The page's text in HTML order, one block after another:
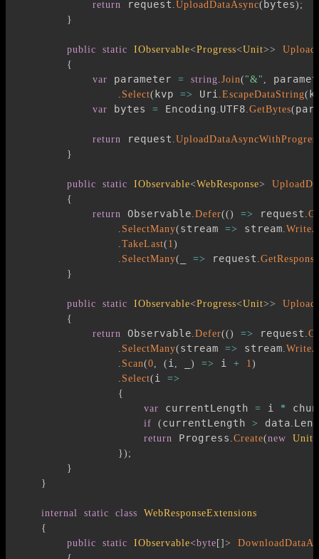
return request .UploadDataAsync( bytes) ;
}
public static IObservable<Progress<Unit>>
{
var parameter = string.Join( "&" ,
. Select( kvp => Uri.EscapeDataString(
var bytes = Encoding . UTF8.GetBytes(
return request .
}
public static IObservable<WebResponse>
{
return Observable.Defer(() => request .
. SelectMany( stream => stream.
.TakeLast( 1)
. SelectMany( => request .
}
public static IObservable<Progress<Unit>>
{
return Observable.Defer(() => request .
. SelectMany( stream => stream.
. Scan(0, ( i, ) => i + 1)
. Select( i =>
{
var currentLength = i *
if ( currentLength > data.
return Progress .Create(new Unit
}) ;
}
}
internal static class
WebResponseExtensions
{
public
static IObservable<byte [] >